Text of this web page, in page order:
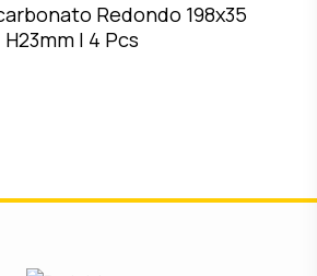
Redondo 198x35
H23mm | 4 Pcs